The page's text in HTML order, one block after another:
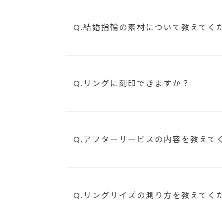
Q.結婚指輪の素材について教えてく
Q.リングに刻印できますか？
Q.アフターサービスの内容を教えて
Q.リングサイズの測り方を教えてく